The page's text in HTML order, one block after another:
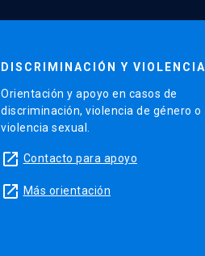
DISCRIMINACIÓN Y VIOLENCIA
Orientación y apoyo en casos de
discriminación, violencia de género o
violencia sexual.
launch Contacto para apoyo
launch Más orientación